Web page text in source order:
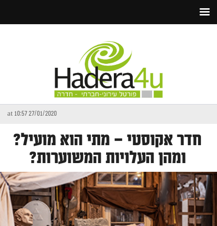
27/01/2020 at 10:57
חדר אקוסטי – מתי הוא מועיל?
ומהן העלויות המשוערות?